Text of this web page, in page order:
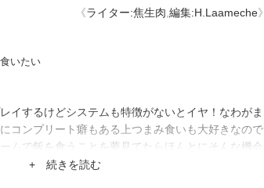
《ライター:焦生肉 編集:H.Laameche》
いたい
イするけどシステムも特徴がないとイヤ！なわがま
コンプリート癖もある上つまみ食いも大好きなので
ムで飯を食うことを夢見てたらほんとにそんな機会
+ 続きを読む